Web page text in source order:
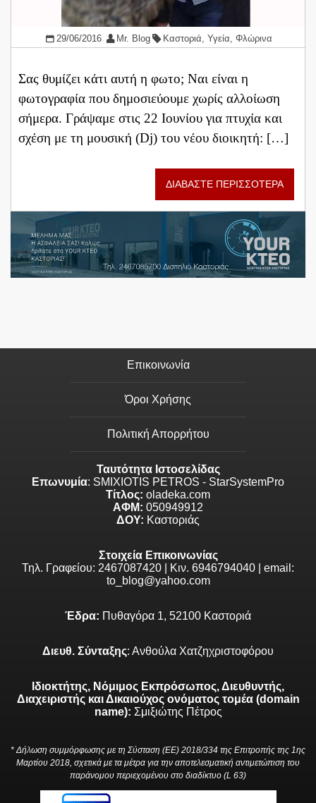
29/06/2016 Mr. Blog Καστοριά,Υγεία,Φλώρινα
Σας θυμίζει κάτι αυτή η φωτο; Ναι είναι η
φωτογραφία που δημοσιεύουμε χωρίς αλλοίωση
σήμερα. Γράψαμε στις 22 Ιουνίου για πτυχία και
σχέση με τη μουσική (Dj) του νέου διοικητή: […]
ΔΙΑΒΑΣΤΕ ΠΕΡΙΣΣΟΤΕΡΑ
Επικοινωνία
Όροι Χρήσης
Πολιτική Απορρήτου
Ταυτότητα Ιστοσελίδας
Επωνυμία: SMIXIOTIS PETROS - StarSystemPro
Τίτλος: oladeka.com
ΑΦΜ: 050949912
ΔΟΥ: Καστοριάς
Στοιχεία Επικοινωνίας
Τηλ. Γραφείου: 2467087420 | Κιν. 6946794040 | email:
to_blog@yahoo.com
Έδρα: Πυθαγόρα 1, 52100 Καστοριά
Διευθ. Σύνταξης: Ανθούλα Χατζηχριστοφόρου
Ιδιοκτήτης, Νόμιμος Εκπρόσωπος, Διευθυντής,
Διαχειριστής και Δικαιούχος ονόματος τομέα (domain
name): Σμιξιώτης Πέτρος
* Δήλωση συμμόρφωσης με τη Σύσταση (ΕΕ) 2018/334 της Επιτροπής της 1ης
Μαρτίου 2018, σχετικά με τα μέτρα για την αποτελεσματική αντιμετώπιση του
παράνομου περιεχομένου στο διαδίκτυο (L 63)